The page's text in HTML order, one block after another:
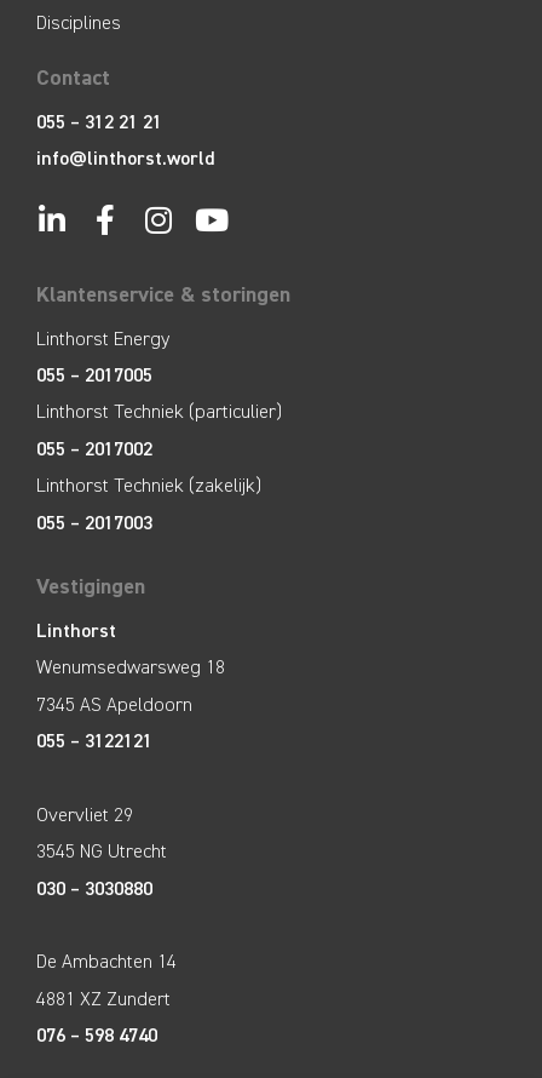
Disciplines
Contact
055 – 312 21 21
info@linthorst.world
Klantenservice & storingen
Linthorst Energy
055 – 2017005
Linthorst Techniek (particulier)
055 – 2017002
Linthorst Techniek (zakelijk)
055 – 2017003
Vestigingen
Linthorst
Wenumsedwarsweg 18
7345 AS Apeldoorn
055 – 3122121
Overvliet 29
3545 NG Utrecht
030 – 3030880
De Ambachten 14
4881 XZ Zundert
076 – 598 4740